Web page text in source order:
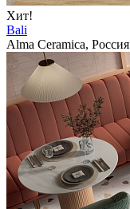
Хит!
Bali
Alma Ceramica, Россия